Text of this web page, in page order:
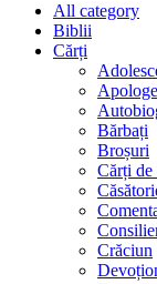
All category
Biblii
Cărți
Bărbați
Broșuri
Cărți de
Crăciun